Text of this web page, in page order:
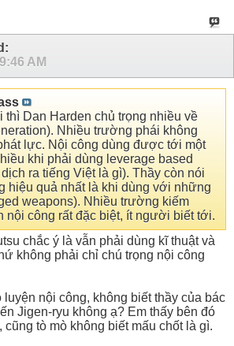
AM
thì Dan Harden chủ trọng nhiều về
Nhiều trường phái không
lực. Nội công dùng được tới một
khi phải dùng leverage based
ra tiếng Việt là gì). Thầy còn nói
hiệu quả nhất là khi dùng với những
weapons). Nhiều trường kiếm
nội công rất đặc biệt, ít người biết tới.
chắc ý là vẫn phải dùng kĩ thuật và
không phải chỉ chú trọng nội công
nội công, không biết thầy của bác
Jigen-ryu không ạ? Em thấy bên đó
tò mò không biết mấu chốt là gì.